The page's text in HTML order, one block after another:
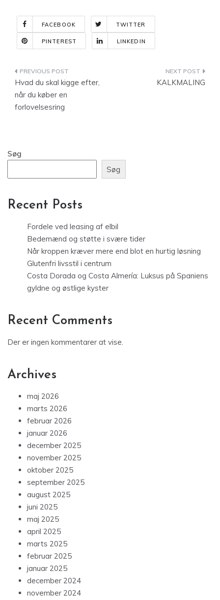
FACEBOOK TWITTER
PINTEREST LINKEDIN
Indlægsnavigation
Hvad du skal kigge efter,
når du køber en
forlovelsesring
KALKMALING
Søg
Søg
Recent Posts
Fordele ved leasing af elbil
Bedemænd og støtte i svære tider
Når kroppen kræver mere end blot en hurtig løsning
Glutenfri livsstil i centrum
Costa Dorada og Costa Almería: Luksus på Spaniens
gyldne og østlige kyster
Recent Comments
Der er ingen kommentarer at vise.
Archives
maj 2026
marts 2026
februar 2026
januar 2026
december 2025
november 2025
oktober 2025
september 2025
august 2025
juni 2025
maj 2025
april 2025
marts 2025
februar 2025
januar 2025
december 2024
november 2024